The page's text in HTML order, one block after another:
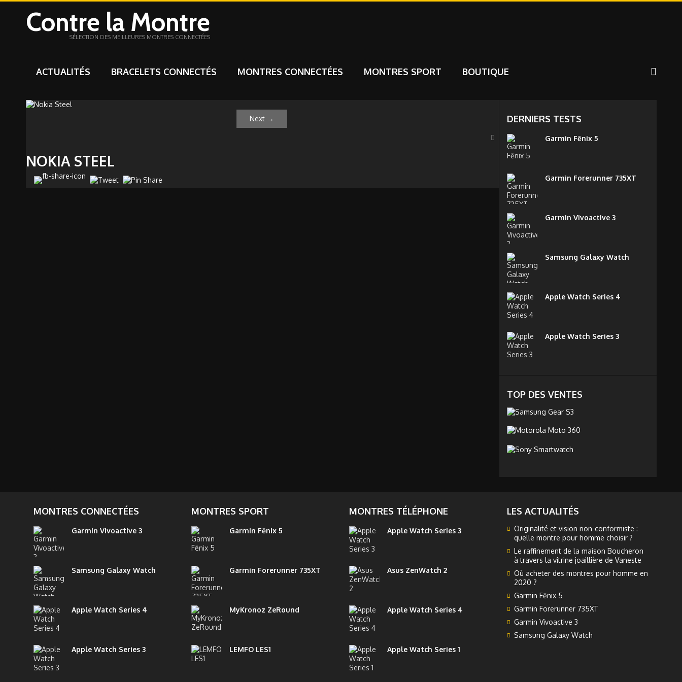
Contre la Montre
SÉLECTION DES MEILLEURES MONTRES CONNECTÉES
ACTUALITÉS BRACELETS CONNECTÉS MONTRES CONNECTÉES MONTRES SPORT BOUTIQUE
Next →
NOKIA STEEL
DERNIERS TESTS
Garmin Fēnix 5
Garmin Forerunner 735XT
Garmin Vivoactive 3
Samsung Galaxy Watch
Apple Watch Series 4
Apple Watch Series 3
TOP DES VENTES
MONTRES CONNECTÉES
Garmin Vivoactive 3
Samsung Galaxy Watch
Apple Watch Series 4
Apple Watch Series 3
MONTRES SPORT
Garmin Fēnix 5
Garmin Forerunner 735XT
MyKronoz ZeRound
LEMFO LES1
MONTRES TÉLÉPHONE
Apple Watch Series 3
Asus ZenWatch 2
Apple Watch Series 4
Apple Watch Series 1
LES ACTUALITÉS
Originalité et vision non-conformiste :
quelle montre pour homme choisir ?
Le raffinement de la maison Boucheron
à travers la vitrine joaillière de Vaneste
Où acheter des montres pour homme en
2020 ?
Garmin Fēnix 5
Garmin Forerunner 735XT
Garmin Vivoactive 3
Samsung Galaxy Watch